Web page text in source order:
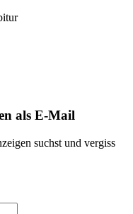
als E-Mail
suchst und vergiss